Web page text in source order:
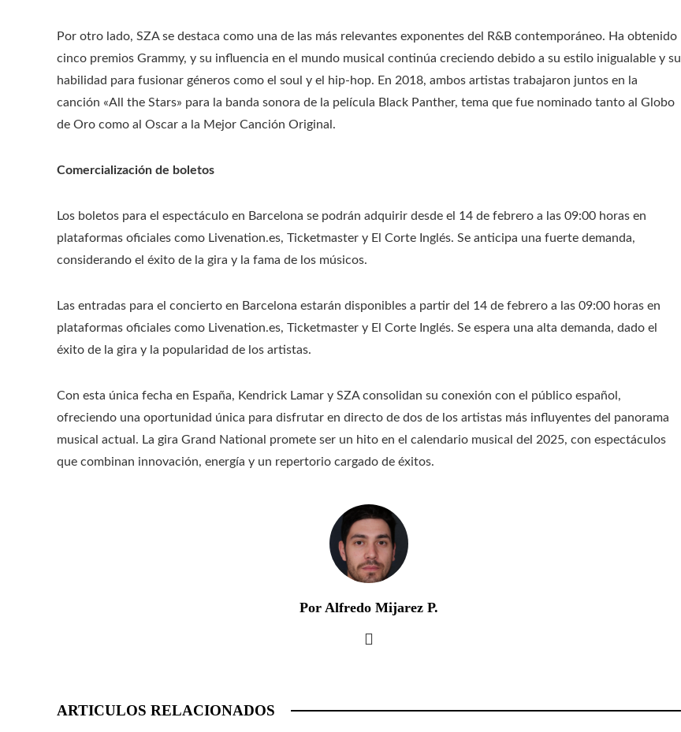
Por otro lado, SZA se destaca como una de las más relevantes exponentes del R&B contemporáneo. Ha obtenido
cinco premios Grammy, y su influencia en el mundo musical continúa creciendo debido a su estilo inigualable y su
habilidad para fusionar géneros como el soul y el hip-hop. En 2018, ambos artistas trabajaron juntos en la
canción «All the Stars» para la banda sonora de la película Black Panther, tema que fue nominado tanto al Globo
de Oro como al Oscar a la Mejor Canción Original.
Comercialización de boletos
Los boletos para el espectáculo en Barcelona se podrán adquirir desde el 14 de febrero a las 09:00 horas en
plataformas oficiales como Livenation.es, Ticketmaster y El Corte Inglés. Se anticipa una fuerte demanda,
considerando el éxito de la gira y la fama de los músicos.
Las entradas para el concierto en Barcelona estarán disponibles a partir del 14 de febrero a las 09:00 horas en
plataformas oficiales como Livenation.es, Ticketmaster y El Corte Inglés. Se espera una alta demanda, dado el
éxito de la gira y la popularidad de los artistas.
Con esta única fecha en España, Kendrick Lamar y SZA consolidan su conexión con el público español,
ofreciendo una oportunidad única para disfrutar en directo de dos de los artistas más influyentes del panorama
musical actual. La gira Grand National promete ser un hito en el calendario musical del 2025, con espectáculos
que combinan innovación, energía y un repertorio cargado de éxitos.
Por Alfredo Mijarez P.
ARTICULOS RELACIONADOS